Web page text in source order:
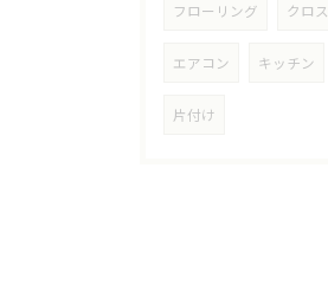
フローリング クロス
エアコン キッチン
片付け